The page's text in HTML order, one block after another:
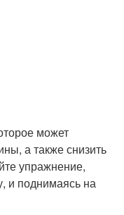
может
а также снизить
упражнение,
и поднимаясь на